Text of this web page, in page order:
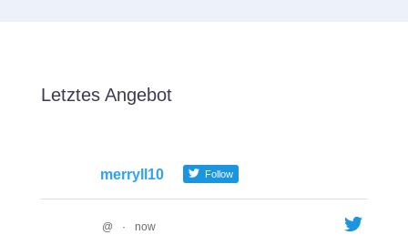
Letztes Angebot
merryll10 Follow
@ · now